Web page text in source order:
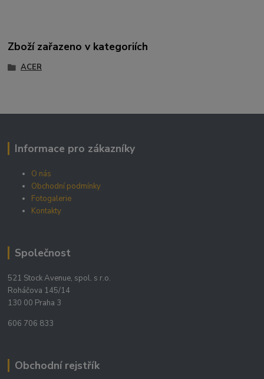
Zboží zařazeno v kategoriích
ACER
Informace pro zákazníky
O nás
Obchodní podmínky
Fotogalerie
Kontakty
Společnost
521 Stock Avenue, spol. s r.o.
Roháčova 145/14
130 00 Praha 3
606 706 833
Obchodní rejstřík